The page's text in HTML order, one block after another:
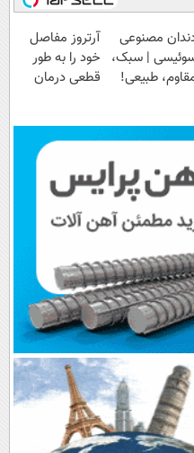
مصنوعی
| سبک،
طبیعی!
آرتروز مفاصل
خود را به طور
قطعی درمان